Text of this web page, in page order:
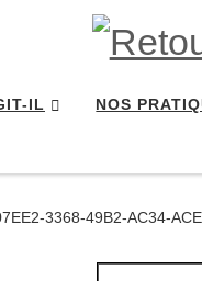
IL NOS
3368-49B2-AC34-